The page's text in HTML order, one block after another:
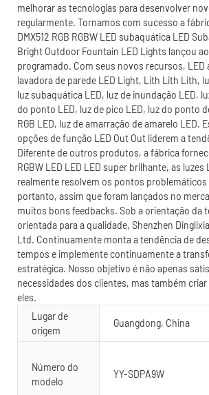
melhorar as tecnologias para desenvolver
regularmente. Tornamos com sucesso a
DMX512 RGB RGBW LED subaquática LED
Bright Outdoor Fountain LED Lights lançou
programado. Com seus novos recursos, LED
lavadora de parede LED Light, Lith Lith Lith,
luz subaquática LED, luz de inundação LED,
do ponto LED, luz de pico LED, luz do ponto
RGB LED, luz de amarração de amarelo LED.
opções de função LED Out Out liderem a
Diferente de outros produtos, a fábrica
RGBW LED LED LED super brilhante, as luzes
realmente resolvem os pontos
portanto, assim que foram lançados no
muitos bons feedbacks. Sob a orientação da
orientada para a qualidade, Shenzhen
Ltd. Continuamente monta a tendência de
tempos e implemente continuamente a
estratégica. Nosso objetivo é não apenas
necessidades dos clientes, mas também
eles.
Lugar de
origem
Guangdong, China
Número do
modelo
YY-SDPA9W